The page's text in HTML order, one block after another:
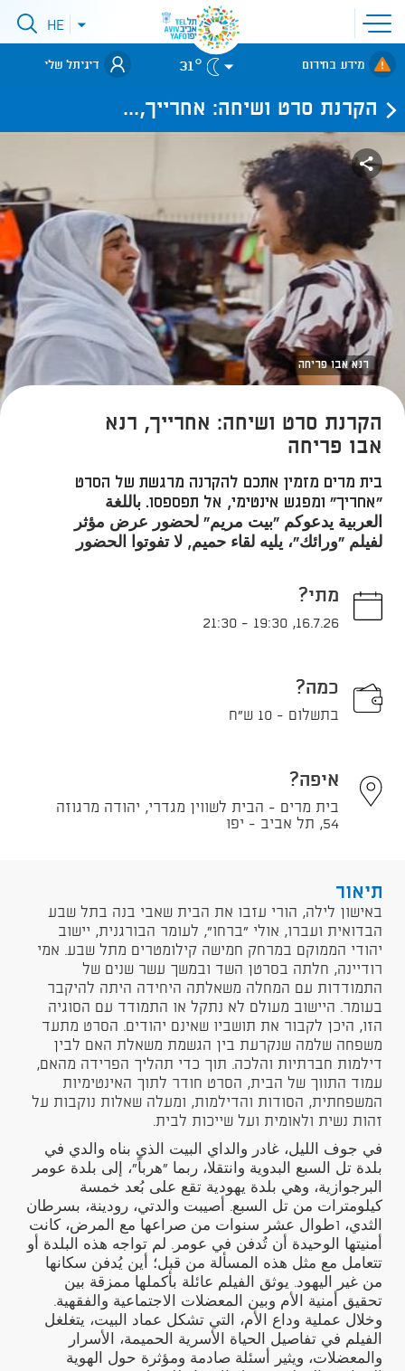
פתיחת
תפריט
אתר
לאתר עיריית
תל-אביב
פתיחתHE
מידע בחירום 31° דיגיתל שלי
הקרנת סרט ושיחה: אחרייך,...
רנא אבו פריחה
הקרנת סרט ושיחה: אחרייך, רנא
אבו פריחה
בית מרים מזמין אתכם להקרנה מרגשת של הסרט
"אחריך" ומפגש אינטימי, אל תפספסו. باللغة
العربية يدعوكم "بيت مريم" لحضور عرض مؤثر
لفيلم "ورائك"، يليه لقاء حميم, لا تفوتوا الحضور
מתי?
16.7.26
,
19:30
-
21:30
כמה?
בתשלום - 10 ש"ח
איפה?
בית מרים - הבית לשווין מגדרי, יהודה מרגוזה
54, תל אביב - יפו
תיאור
באישון לילה, הורי עזבו את הבית שאבי בנה בתל שבע
הבדואית ועברו, אולי "ברחו", לעומר הבורגנית, יישוב
יהודי הממוקם במרחק חמישה קילומטרים מתל שבע. אמי
רודיינה, חלתה בסרטן השד ובמשך עשר שנים של
התמודדות עם המחלה משאלתה היחידה היתה להיקבר
בעומר. היישוב מעולם לא נתקל או התמודד עם הסוגיה
הזו, היכן לקבור את תושביו שאינם יהודים. הסרט מתעד
משפחה שלמה שנקרעת בין הגשמת משאלת האם לבין
דילמות חברתיות והלכה. תוך כדי תהליך הפרידה מהאם,
עמוד התווך של הבית, הסרט חודר לתוך האינטימיות
המשפחתית, הסודות והדילמות, ומעלה שאלות נוקבות על
זהות נשית ולאומית ועל שייכות לבית.
في جوف الليل، غادر والداي البيت الذي بناه والدي في
بلدة تل السبع البدوية وانتقلا، ربما "هرباً"، إلى بلدة عومر
البرجوازية، وهي بلدة يهودية تقع على بُعد خمسة
كيلومترات من تل السبع. أصيبت والدتي، رودينة، بسرطان
الثدي، וطوال عشر سنوات من صراعها مع المرض، كانت
أمنيتها الوحيدة أن تُدفن في عومر. لم تواجه هذه البلدة أو
تتعامل مع مثل هذه المسألة من قبل؛ أين يُدفن سكانها
من غير اليهود. يوثق الفيلم عائلة بأكملها ممزقة بين
تحقيق أمنية الأم وبين المعضلات الاجتماعية والفقهية.
وخلال عملية وداع الأم، التي تشكل عماد البيت، يتغلغل
الفيلم في تفاصيل الحياة الأسرية الحميمة، الأسرار
والمعضلات، ويثير أسئلة صادمة ومؤثرة حول الهوية